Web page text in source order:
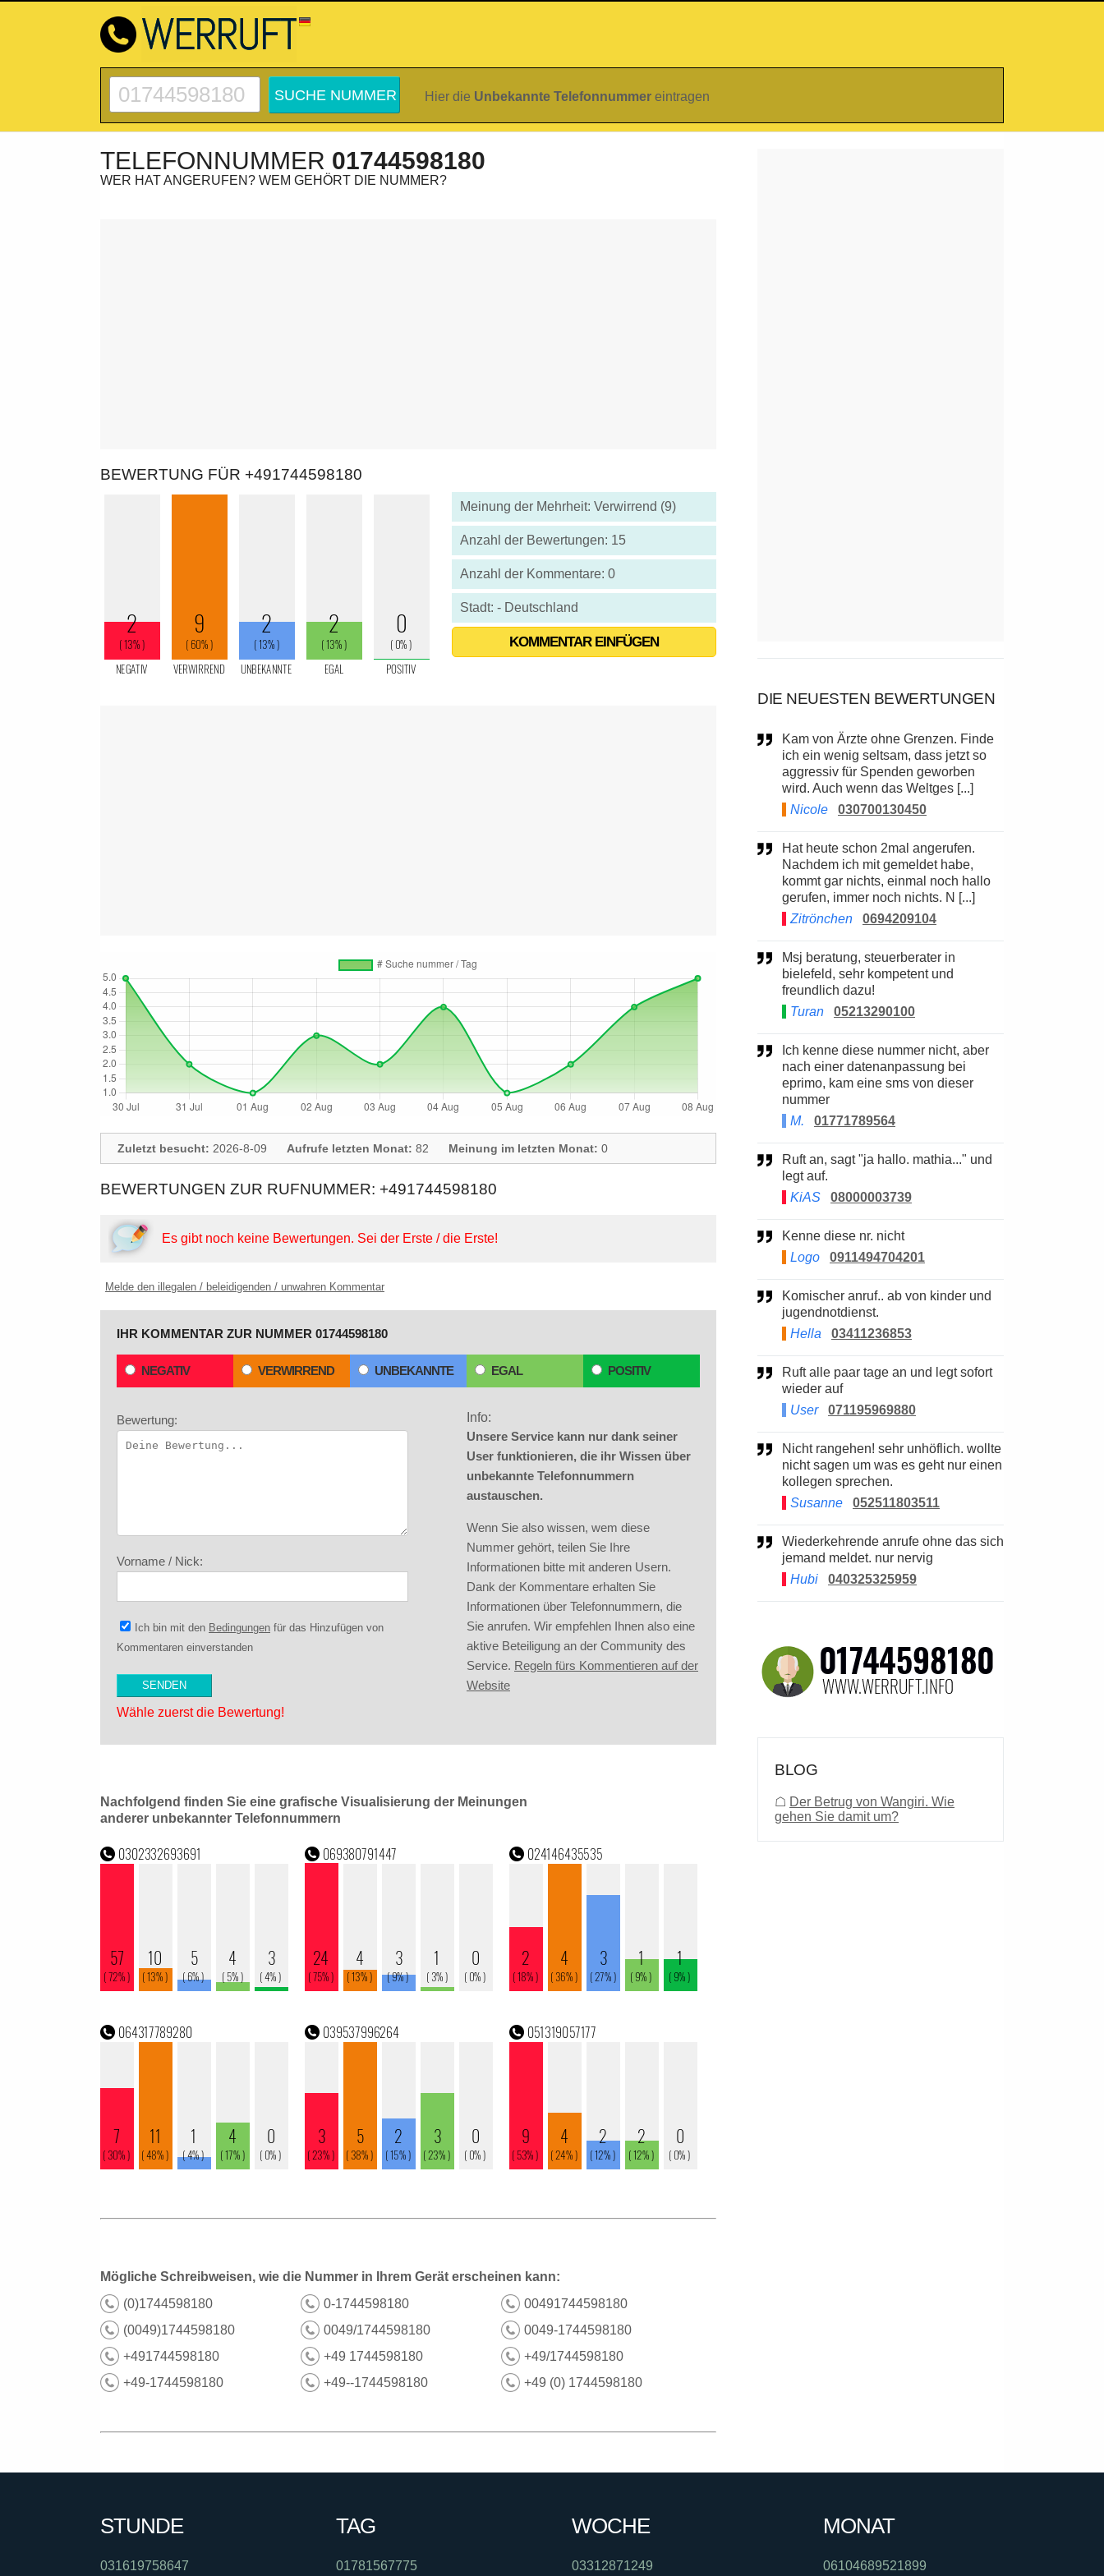
Hier die Unbekannte Telefonnummer eintragen
TELEFONNUMMER 01744598180
WER HAT ANGERUFEN? WEM GEHÖRT DIE NUMMER?
BEWERTUNG FÜR +491744598180
Meinung der Mehrheit: Verwirrend (9)
Anzahl der Bewertungen: 15
Anzahl der Kommentare: 0
Stadt: - Deutschland
KOMMENTAR EINFÜGEN
Zuletzt besucht: 2026-8-09 Aufrufe letzten Monat: 82 Meinung im letzten Monat: 0
BEWERTUNGEN ZUR RUFNUMMER: +491744598180
Es gibt noch keine Bewertungen. Sei der Erste / die Erste!
Melde den illegalen / beleidigenden / unwahren Kommentar
IHR KOMMENTAR ZUR NUMMER 01744598180
NEGATIV VERWIRREND UNBEKANNTE EGAL POSITIV
Bewertung:
Vorname / Nick:
Ich bin mit den Bedingungen für das Hinzufügen von
Kommentaren einverstanden
Wähle zuerst die Bewertung!
Info:
Unsere Service kann nur dank seiner
User funktionieren, die ihr Wissen über
unbekannte Telefonnummern
austauschen.
Wenn Sie also wissen, wem diese
Nummer gehört, teilen Sie Ihre
Informationen bitte mit anderen Usern.
Dank der Kommentare erhalten Sie
Informationen über Telefonnummern, die
Sie anrufen. Wir empfehlen Ihnen also eine
aktive Beteiligung an der Community des
Service. Regeln fürs Kommentieren auf der
Website
Nachfolgend finden Sie eine grafische Visualisierung der Meinungen
anderer unbekannter Telefonnummern
Mögliche Schreibweisen, wie die Nummer in Ihrem Gerät erscheinen kann:
(0)1744598180
0-1744598180
00491744598180
(0049)1744598180
0049/1744598180
0049-1744598180
+491744598180
+49 1744598180
+49/1744598180
+49-1744598180
+49--1744598180 +49 (0) 1744598180
DIE NEUESTEN BEWERTUNGEN
Kam von Ärzte ohne Grenzen. Finde
ich ein wenig seltsam, dass jetzt so
aggressiv für Spenden geworben
wird. Auch wenn das Weltges [...]
Nicole
030700130450
Hat heute schon 2mal angerufen.
Nachdem ich mit gemeldet habe,
kommt gar nichts, einmal noch hallo
gerufen, immer noch nichts. N [...]
Zitrönchen
0694209104
Msj beratung, steuerberater in
bielefeld, sehr kompetent und
freundlich dazu!
Turan
05213290100
nach einer datenanpassung bei
eprimo, kam eine sms von dieser
nummer
M.
01771789564
Ruft an, sagt "ja hallo. mathia..." und
legt auf.
KiAS
08000003739
Kenne diese nr. nicht
Logo
0911494704201
Komischer anruf.. ab von kinder und
jugendnotdienst.
Hella
03411236853
Ruft alle paar tage an und legt sofort
wieder auf
User
071195969880
Nicht rangehen! sehr unhöflich. wollte
nicht sagen um was es geht nur einen
kollegen sprechen.
Susanne
052511803511
Wiederkehrende anrufe ohne das sich
jemand meldet. nur nervig
Hubi
040325325959
BLOG
☖ Der Betrug von Wangiri. Wie
gehen Sie damit um?
STUNDE
031619758647
TAG
01781567775
WOCHE
03312871249
MONAT
06104689521899